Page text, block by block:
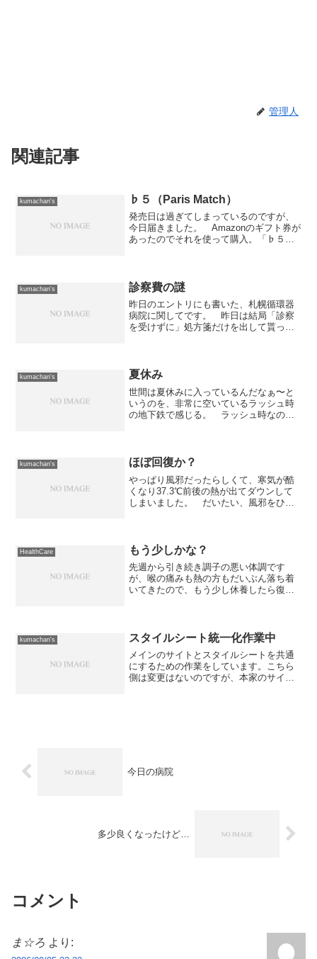
管理人
関連記事
kumachan's ♭５（Paris Match）
発売日は過ぎてしまっているのですが、
今日届きました。 Amazonのギフト券が
あったのでそれを使って購入。「♭５
は...
kumachan's 診察費の謎
昨日のエントリにも書いた、札幌循環器
病院に関してです。 昨日は結局「診察
を受けずに」処方箋だけを出して貰った
なかった患者から何故に診察料...
kumachan's 夏休み
世間は夏休みに入っているんだなぁ〜と
いうのを、非常に空いているラッシュ時
の地下鉄で感じる。 ラッシュ時なのに
ても、羨ましいねえ。...
kumachan's ほぼ回復か？
やっぱり風邪だったらしくて、寒気が酷
くなり37.3℃前後の熱が出てダウンして
しまいました。 だいたい、風邪をひく
体調も回復して外出...
HealthCare もう少しかな？
先週から引き続き調子の悪い体調です
が、喉の痛みも熱の方もだいぶん落ち着
いてきたので、もう少し休養したら復活
を切らしてしまったこと...
kumachan's スタイルシート統一化作業中
メインのサイトとスタイルシートを共通
にするための作業をしています。こちら
側は変更はないのですが、本家のサイト
今日の病院
多少良くなったけど…
コメント
ま☆ろ より: